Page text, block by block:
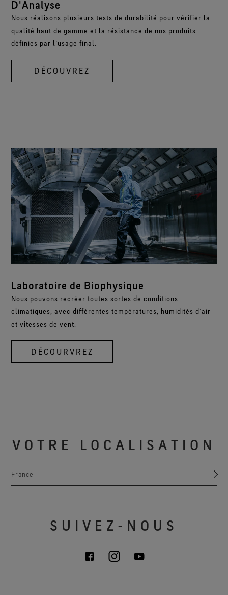
D'Analyse
Nous réalisons plusieurs tests de durabilité pour vérifier la
qualité haut de gamme et la résistance de nos produits
définies par l’usage final.
DÉCOUVREZ
Laboratoire de Biophysique
Nous pouvons recréer toutes sortes de conditions
climatiques, avec différentes températures, humidités d’air
et vitesses de vent.
DÉCOURVREZ
VOTRE LOCALISATION
France
SUIVEZ-NOUS